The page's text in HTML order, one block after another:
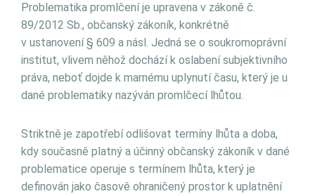
Problematika promlčení je upravena v zákoně č.
89/2012 Sb., občanský zákoník, konkrétně
v ustanovení § 609 a násl. Jedná se o soukromoprávní
institut, vlivem něhož dochází k oslabení subjektivního
práva, neboť dojde k marnému uplynutí času, který je u
dané problematiky nazýván promlčecí lhůtou.
Striktně je zapotřebí odlišovat termíny lhůta a doba,
kdy současně platný a účinný občanský zákoník v dané
problematice operuje s termínem lhůta, který je
definován jako časově ohraničený prostor k uplatnění